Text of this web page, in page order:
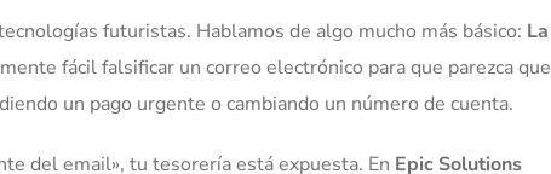
futuristas. Hablamos de algo mucho más básico: La
fácil falsificar un correo electrónico para que parezca que
un pago urgente o cambiando un número de cuenta.
del email», tu tesorería está expuesta. En Epic Solutions